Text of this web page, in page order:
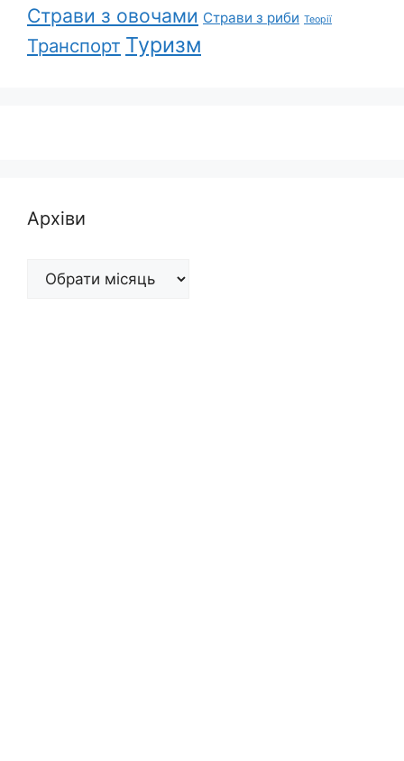
Страви з овочами Страви з риби Теорії
Транспорт Туризм
Архіви
Архіви